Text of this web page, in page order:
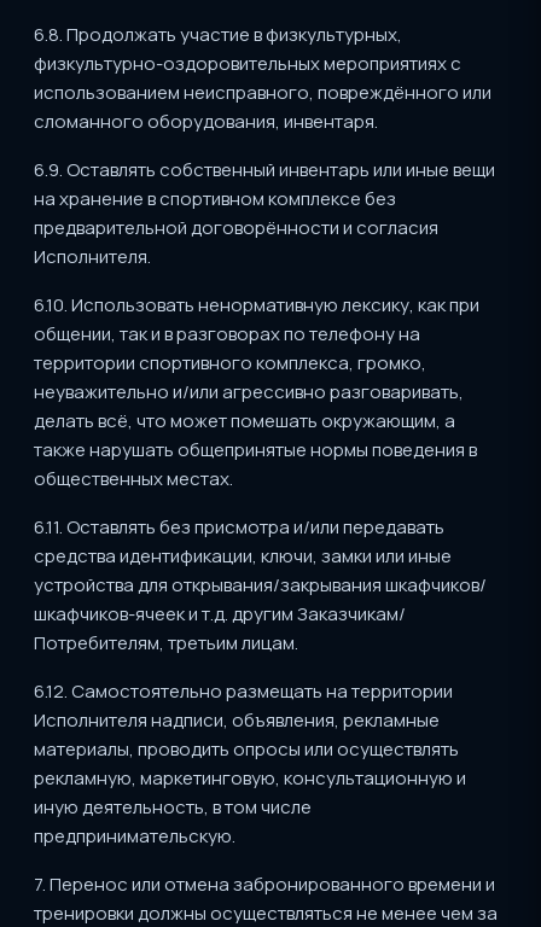
6.8. Продолжать участие в физкультурных,
физкультурно-оздоровительных мероприятиях с
использованием неисправного, повреждённого или
сломанного оборудования, инвентаря.
6.9. Оставлять собственный инвентарь или иные вещи
на хранение в спортивном комплексе без
предварительной договорённости и согласия
Исполнителя.
6.10. Использовать ненормативную лексику, как при
общении, так и в разговорах по телефону на
территории спортивного комплекса, громко,
неуважительно и/или агрессивно разговаривать,
делать всё, что может помешать окружающим, а
также нарушать общепринятые нормы поведения в
общественных местах.
6.11. Оставлять без присмотра и/или передавать
средства идентификации, ключи, замки или иные
устройства для открывания/закрывания шкафчиков/
шкафчиков-ячеек и т.д. другим Заказчикам/
Потребителям, третьим лицам.
6.12. Самостоятельно размещать на территории
Исполнителя надписи, объявления, рекламные
материалы, проводить опросы или осуществлять
рекламную, маркетинговую, консультационную и
иную деятельность, в том числе
предпринимательскую.
7. Перенос или отмена забронированного времени и
тренировки должны осуществляться не менее чем за